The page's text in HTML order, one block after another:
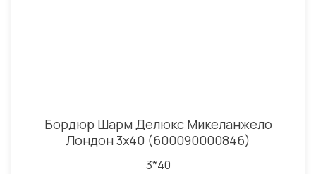
Бордюр Шарм Делюкс Микеланжело
Лондон 3x40 (600090000846)
3*40